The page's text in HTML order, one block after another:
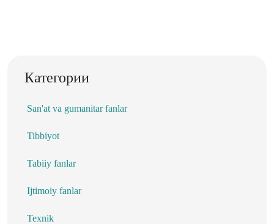
Категории
San'at va gumanitar fanlar
Tibbiyot
Tabiiy fanlar
Ijtimoiy fanlar
Texnik